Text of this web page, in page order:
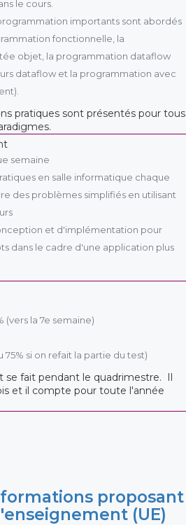
le cours.
importants sont abordés
fonctionnelle, la
objet, la programmation dataflow
dataflow et la programmation avec
pratiques sont présentés pour tous
semaine
en salle informatique chaque
des problèmes simplifiés en utilisant
et d'implémentation pour
dans le cadre d'une application plus
(vers la 7e semaine)
75% si on refait la partie du test)
se fait pendant le quadrimestre. Il
et il compte pour toute l'année
proposant
(UE)